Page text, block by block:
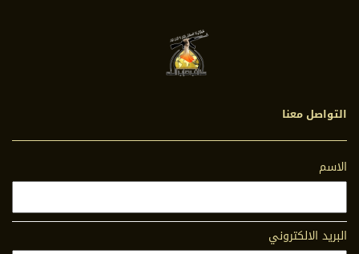
التواصل معنا
الاسم
البريد الالكتروني